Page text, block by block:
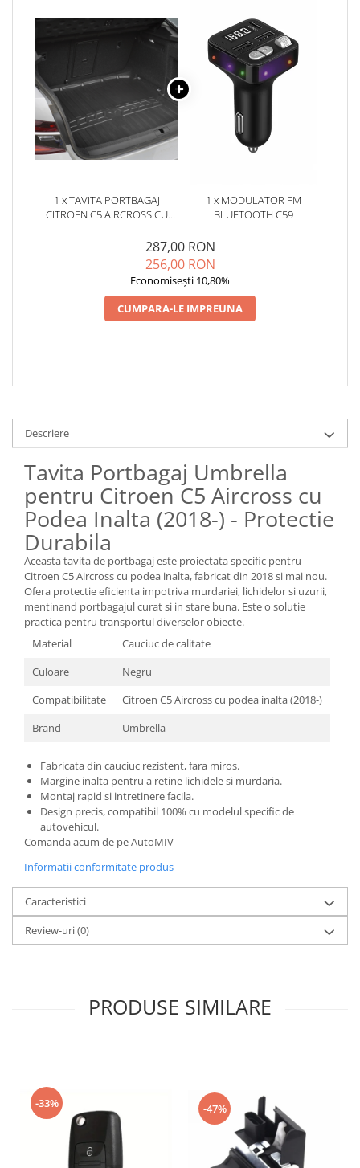
1 x TAVITA PORTBAGAJ
CITROEN C5 AIRCROSS CU
1 x MODULATOR FM
BLUETOOTH C59
287,00 RON
256,00 RON
Economisești 10,80%
CUMPARA-LE IMPREUNA
Descriere
Tavita Portbagaj Umbrella
pentru Citroen C5 Aircross cu
Podea Inalta (2018-) - Protectie
Durabila
Aceasta tavita de portbagaj este proiectata specific pentru
Citroen C5 Aircross cu podea inalta, fabricat din 2018 si mai nou.
Ofera protectie eficienta impotriva murdariei, lichidelor si uzurii,
mentinand portbagajul curat si in stare buna. Este o solutie
practica pentru transportul diverselor obiecte.
Material
Cauciuc de calitate
Culoare
Negru
Compatibilitate
Citroen C5 Aircross cu podea inalta (2018-)
Brand
Umbrella
Fabricata din cauciuc rezistent, fara miros.
Margine inalta pentru a retine lichidele si murdaria.
Montaj rapid si intretinere facila.
Design precis, compatibil 100% cu modelul specific de
autovehicul.
Comanda acum de pe AutoMIV
Informatii conformitate produs
Caracteristici
Review-uri(0)
PRODUSE SIMILARE
-33% -47%